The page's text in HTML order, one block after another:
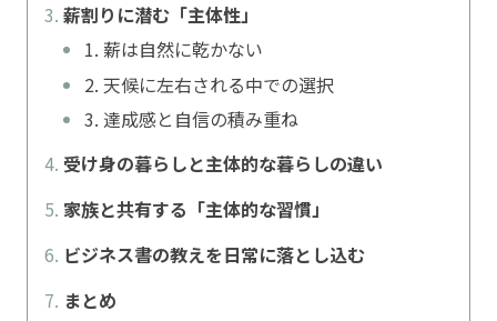
薪割りに潜む「主体性」
1. 薪は自然に乾かない
2. 天候に左右される中での選択
3. 達成感と自信の積み重ね
受け身の暮らしと主体的な暮らしの違い
家族と共有する「主体的な習慣」
ビジネス書の教えを日常に落とし込む
まとめ